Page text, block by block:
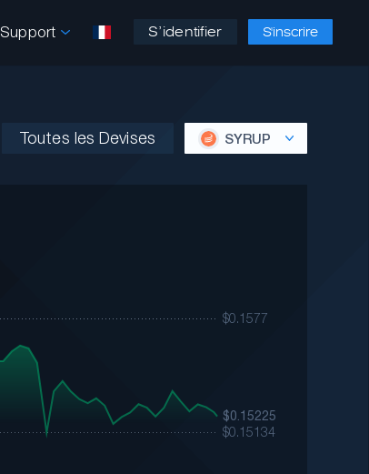
Support S’identifier S'inscrire
Toutes les Devises SYRUP